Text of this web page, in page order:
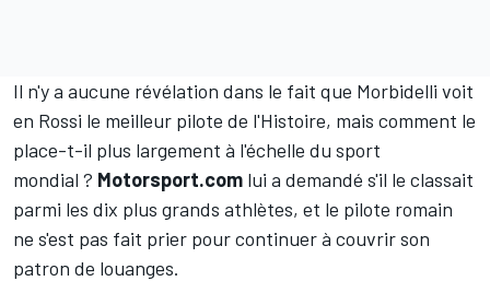
Il n'y a aucune révélation dans le fait que Morbidelli voit
en Rossi le meilleur pilote de l'Histoire, mais comment le
place-t-il plus largement à l'échelle du sport
mondial ? Motorsport.com lui a demandé s'il le classait
parmi les dix plus grands athlètes, et le pilote romain
ne s'est pas fait prier pour continuer à couvrir son
patron de louanges.